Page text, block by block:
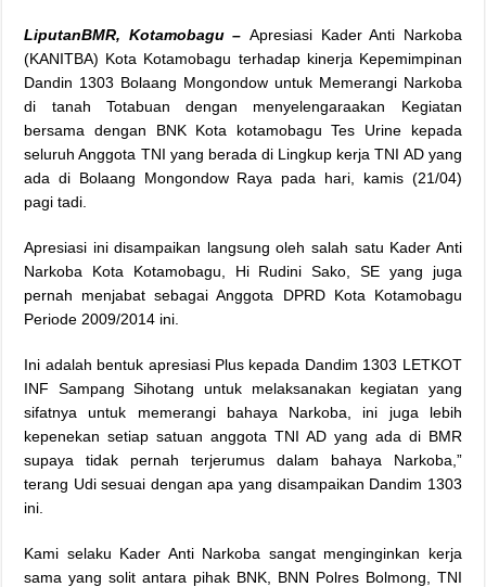
LiputanBMR, Kotamobagu – Apresiasi Kader Anti Narkoba
(KANITBA) Kota Kotamobagu terhadap kinerja Kepemimpinan
Dandin 1303 Bolaang Mongondow untuk Memerangi Narkoba
di tanah Totabuan dengan menyelengaraakan Kegiatan
bersama dengan BNK Kota kotamobagu Tes Urine kepada
seluruh Anggota TNI yang berada di Lingkup kerja TNI AD yang
ada di Bolaang Mongondow Raya pada hari, kamis (21/04)
pagi tadi.
Apresiasi ini disampaikan langsung oleh salah satu Kader Anti
Narkoba Kota Kotamobagu, Hi Rudini Sako, SE yang juga
pernah menjabat sebagai Anggota DPRD Kota Kotamobagu
Periode 2009/2014 ini.
Ini adalah bentuk apresiasi Plus kepada Dandim 1303 LETKOT
INF Sampang Sihotang untuk melaksanakan kegiatan yang
sifatnya untuk memerangi bahaya Narkoba, ini juga lebih
kepenekan setiap satuan anggota TNI AD yang ada di BMR
supaya tidak pernah terjerumus dalam bahaya Narkoba,”
terang Udi sesuai dengan apa yang disampaikan Dandim 1303
ini.
Kami selaku Kader Anti Narkoba sangat menginginkan kerja
sama yang solit antara pihak BNK, BNN Polres Bolmong, TNI